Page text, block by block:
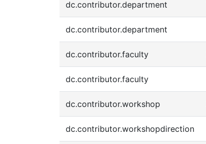
dc.contributor.department
dc.contributor.department
dc.contributor.faculty
dc.contributor.faculty
dc.contributor.workshop
dc.contributor.workshopdirection